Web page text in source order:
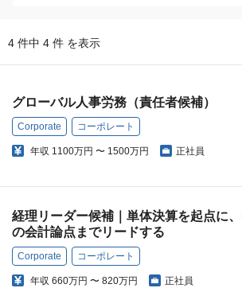
4 件中 4 件 を表示
グローバル人事労務（責任者候補）
Corporate コーポレート
年収 1100万円 〜 1500万円 正社員
経理リーダー候補｜単体決算を起点に
の会計論点までリードする
Corporate コーポレート
年収 660万円 〜 820万円 正社員